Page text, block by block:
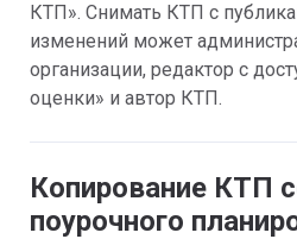
КТП». Снимать КТП с
изменений может
организации, редактор с
оценки» и автор КТП.
Копирование КТП
поурочного